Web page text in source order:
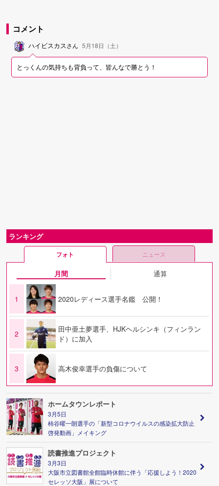
コメント
ハイビスカスさん 5月18日（土）
とっくんの気持ちも背負って、皆んなで勝とう！
ランキング
フォト ニュース
月間 通算
1 2020レディース選手名鑑 公開！
2
田中亜土夢選手、HJKヘルシンキ（フィンラン
ド）に加入
3 高木俊幸選手の負傷について
ホームタウンレポート
3月5日
柿谷曜一朗選手の「新型コロナウイルスの感染拡大防止
啓発動画」メイキング
読書推進プロジェクト
3月3日
大阪市立図書館全館臨時休館に伴う「応援しよう！2020
セレッソ大阪」展について